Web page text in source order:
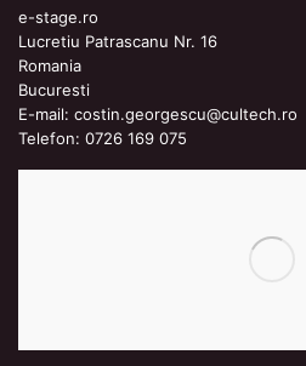
e-stage.ro
Lucretiu Patrascanu Nr. 16
Romania
Bucuresti
E-mail: costin.georgescu@cultech.ro
Telefon: 0726 169 075